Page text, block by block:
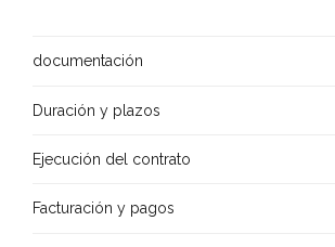
documentación
Duración y plazos
Ejecución del contrato
Facturación y pagos